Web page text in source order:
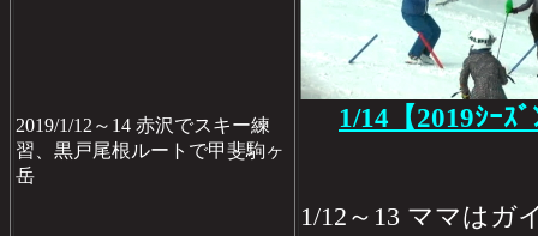
2019/1/12～14 赤沢でスキー練
習、黒戸尾根ルートで甲斐駒ヶ
岳
1/14【2019ｼｰｽ
1/12～13 ママはガ